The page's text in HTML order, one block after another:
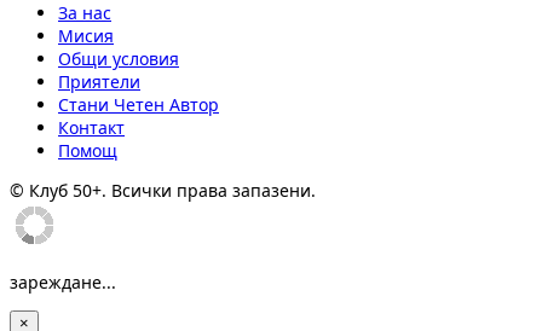
За нас
Мисия
Общи условия
Приятели
Стани Четен Автор
Контакт
Помощ
© Клуб 50+. Всички права запазени.
зареждане...
×